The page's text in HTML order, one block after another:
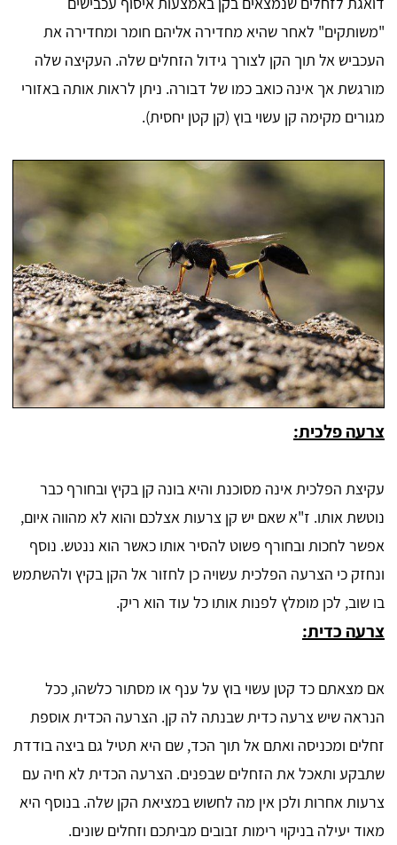
"משותקים" לאחר שהיא מחדירה אליהם חומר ומחדירה את
העכביש אל תוך הקן לצורך גידול הזחלים שלה. העקיצה שלה
מורגשת אך אינה כואב כמו של דבורה. ניתן לראות אותה באזורי
מגורים מקימה קן עשוי בוץ (קן קטן יחסית).
צרעה פלכית:
עקיצת הפלכית אינה מסוכנת והיא בונה קן בקיץ ובחורף כבר
נוטשת אותו. ז"א שאם יש קן צרעות אצלכם והוא לא מהווה איום,
אפשר לחכות ובחורף פשוט להסיר אותו כאשר הוא ננטש. נוסף
ונחזק כי הצרעה הפלכית עשויה כן לחזור אל הקן בקיץ ולהשתמש
בו שוב, לכן מומלץ לפנות אותו כל עוד הוא ריק.
צרעה כדית:
אם מצאתם כד קטן עשוי בוץ על ענף או מסתור כלשהו, ככל
הנראה שיש צרעה כדית שבנתה לה קן. הצרעה הכדית אוספת
זחלים ומכניסה ואתם אל תוך הכד, שם היא תטיל גם ביצה בודדת
שתבקע ותאכל את הזחלים שבפנים. הצרעה הכדית לא חיה עם
צרעות אחרות ולכן אין מה לחשוש במציאת הקן שלה. בנוסף היא
מאוד יעילה בניקוי רימות זבובים מביתכם וזחלים שונים.